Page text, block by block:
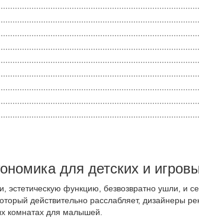
для детских и
функцию, безвозвратно ушли, и
действительно расслабляет, дизайнеры
комнатах для малышей.